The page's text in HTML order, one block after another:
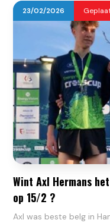
23/02/2026
Wint Axl Hermans
op 15/2 ?
Axl was beste belg in